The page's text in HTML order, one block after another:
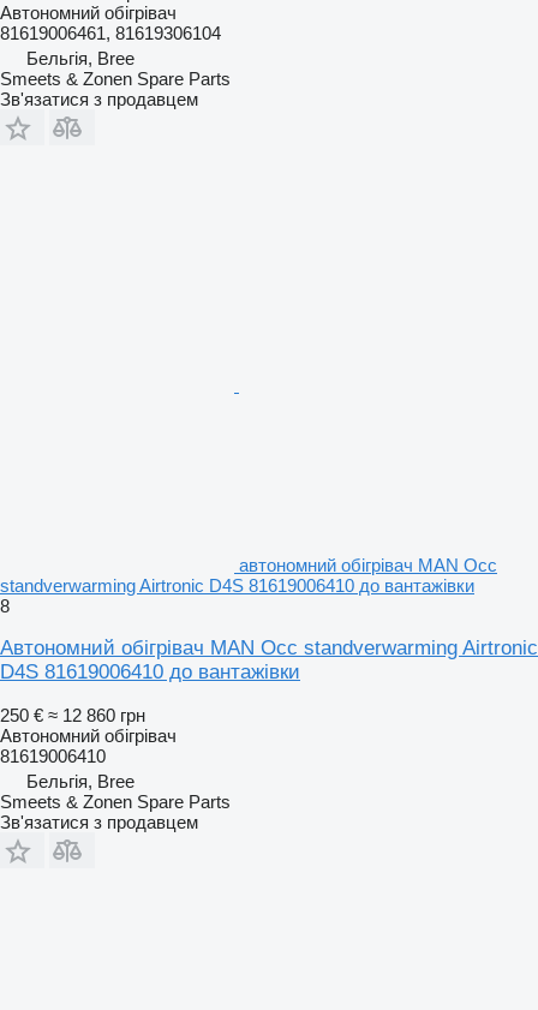
Автономний обігрівач
81619006461, 81619306104
Бельгія, Bree
Smeets & Zonen Spare Parts
Зв'язатися з продавцем
автономний обігрівач MAN Occ
standverwarming Airtronic D4S 81619006410 до вантажівки
8
Автономний обігрівач MAN Occ standverwarming Airtronic
D4S 81619006410 до вантажівки
250 € ≈ 12 860 грн
Автономний обігрівач
81619006410
Бельгія, Bree
Smeets & Zonen Spare Parts
Зв'язатися з продавцем